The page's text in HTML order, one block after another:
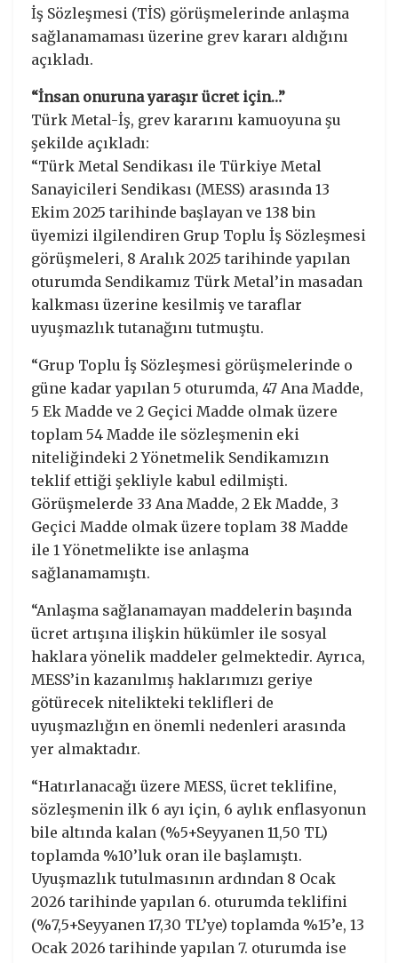
İş Sözleşmesi (TİS) görüşmelerinde anlaşma
sağlanamaması üzerine grev kararı aldığını
açıkladı.
“İnsan onuruna yaraşır ücret için…”
Türk Metal-İş, grev kararını kamuoyuna şu
şekilde açıkladı:
“Türk Metal Sendikası ile Türkiye Metal
Sanayicileri Sendikası (MESS) arasında 13
Ekim 2025 tarihinde başlayan ve 138 bin
üyemizi ilgilendiren Grup Toplu İş Sözleşmesi
görüşmeleri, 8 Aralık 2025 tarihinde yapılan
oturumda Sendikamız Türk Metal’in masadan
kalkması üzerine kesilmiş ve taraflar
uyuşmazlık tutanağını tutmuştu.
“Grup Toplu İş Sözleşmesi görüşmelerinde o
güne kadar yapılan 5 oturumda, 47 Ana Madde,
5 Ek Madde ve 2 Geçici Madde olmak üzere
toplam 54 Madde ile sözleşmenin eki
niteliğindeki 2 Yönetmelik Sendikamızın
teklif ettiği şekliyle kabul edilmişti.
Görüşmelerde 33 Ana Madde, 2 Ek Madde, 3
Geçici Madde olmak üzere toplam 38 Madde
ile 1 Yönetmelikte ise anlaşma
sağlanamamıştı.
“Anlaşma sağlanamayan maddelerin başında
ücret artışına ilişkin hükümler ile sosyal
haklara yönelik maddeler gelmektedir. Ayrıca,
MESS’in kazanılmış haklarımızı geriye
götürecek nitelikteki teklifleri de
uyuşmazlığın en önemli nedenleri arasında
yer almaktadır.
“Hatırlanacağı üzere MESS, ücret teklifine,
sözleşmenin ilk 6 ayı için, 6 aylık enflasyonun
bile altında kalan (%5+Seyyanen 11,50 TL)
toplamda %10’luk oran ile başlamıştı.
Uyuşmazlık tutulmasının ardından 8 Ocak
2026 tarihinde yapılan 6. oturumda teklifini
(%7,5+Seyyanen 17,30 TL’ye) toplamda %15’e, 13
Ocak 2026 tarihinde yapılan 7. oturumda ise